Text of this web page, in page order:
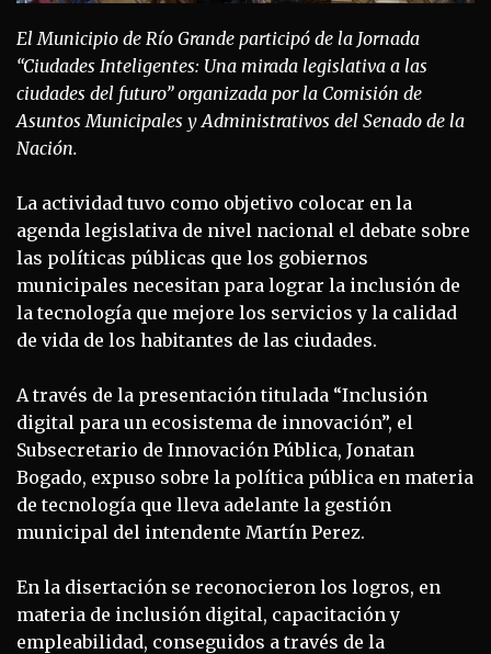
El Municipio de Río Grande participó de la Jornada
“Ciudades Inteligentes: Una mirada legislativa a las
ciudades del futuro” organizada por la Comisión de
Asuntos Municipales y Administrativos del Senado de la
Nación.
La actividad tuvo como objetivo colocar en la
agenda legislativa de nivel nacional el debate sobre
las políticas públicas que los gobiernos
municipales necesitan para lograr la inclusión de
la tecnología que mejore los servicios y la calidad
de vida de los habitantes de las ciudades.
A través de la presentación titulada “Inclusión
digital para un ecosistema de innovación”, el
Subsecretario de Innovación Pública, Jonatan
Bogado, expuso sobre la política pública en materia
de tecnología que lleva adelante la gestión
municipal del intendente Martín Perez.
En la disertación se reconocieron los logros, en
materia de inclusión digital, capacitación y
empleabilidad, conseguidos a través de la